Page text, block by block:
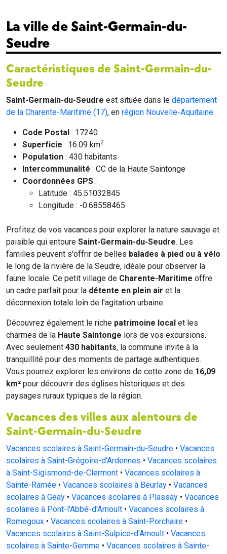
La ville de Saint-Germain-du-
Seudre
Caractéristiques de Saint-Germain-du-
Seudre
Saint-Germain-du-Seudre est située dans le département
de la Charente-Maritime (17), en région Nouvelle-Aquitaine.
Code Postal : 17240
Superficie : 16.09 km2
Population : 430 habitants
Intercommunalité : CC de la Haute Saintonge
Coordonnées GPS :
Latitude : 45.51032845
Longitude : -0.68558465
Profitez de vos vacances pour explorer la nature sauvage et
paisible qui entoure Saint-Germain-du-Seudre. Les
familles peuvent s'offrir de belles balades à pied ou à vélo
le long de la rivière de la Seudre, idéale pour observer la
faune locale. Ce petit village de Charente-Maritime offre
un cadre parfait pour la détente en plein air et la
déconnexion totale loin de l'agitation urbaine.
Découvrez également le riche patrimoine local et les
charmes de la Haute Saintonge lors de vos excursions.
Avec seulement 430 habitants, la commune invite à la
tranquillité pour des moments de partage authentiques.
Vous pourrez explorer les environs de cette zone de 16,09
km² pour découvrir des églises historiques et des
paysages ruraux typiques de la région.
Vacances des villes aux alentours de
Saint-Germain-du-Seudre
Vacances scolaires à Saint-Germain-du-Seudre • Vacances
scolaires à Saint-Grégoire-d'Ardennes • Vacances scolaires
à Saint-Sigismond-de-Clermont • Vacances scolaires à
Sainte-Ramée • Vacances scolaires à Beurlay • Vacances
scolaires à Geay • Vacances scolaires à Plassay • Vacances
scolaires à Pont-l'Abbé-d'Arnoult • Vacances scolaires à
Romegoux • Vacances scolaires à Saint-Porchaire •
Vacances scolaires à Saint-Sulpice-d'Arnoult • Vacances
scolaires à Sainte-Gemme • Vacances scolaires à Sainte-